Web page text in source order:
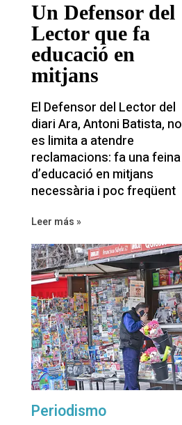
Un Defensor del
Lector que fa
educació en
mitjans
El Defensor del Lector del
diari Ara, Antoni Batista, no
es limita a atendre
reclamacions: fa una feina
d’educació en mitjans
necessària i poc freqüent
Leer más »
Periodismo